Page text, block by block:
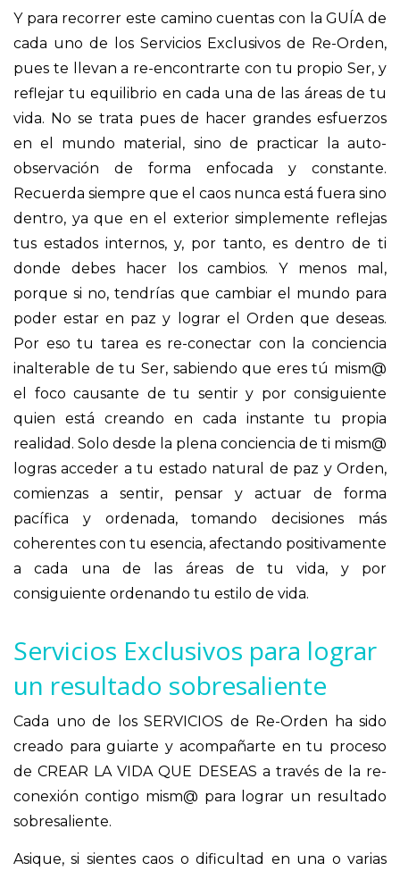
Y para recorrer este camino cuentas con la GUÍA de
cada uno de los Servicios Exclusivos de Re-Orden,
pues te llevan a re-encontrarte con tu propio Ser, y
reflejar tu equilibrio en cada una de las áreas de tu
vida. No se trata pues de hacer grandes esfuerzos
en el mundo material, sino de practicar la auto-
observación de forma enfocada y constante.
Recuerda siempre que el caos nunca está fuera sino
dentro, ya que en el exterior simplemente reflejas
tus estados internos, y, por tanto, es dentro de ti
donde debes hacer los cambios. Y menos mal,
porque si no, tendrías que cambiar el mundo para
poder estar en paz y lograr el Orden que deseas.
Por eso tu tarea es re-conectar con la conciencia
inalterable de tu Ser, sabiendo que eres tú mism@
el foco causante de tu sentir y por consiguiente
quien está creando en cada instante tu propia
realidad. Solo desde la plena conciencia de ti mism@
logras acceder a tu estado natural de paz y Orden,
comienzas a sentir, pensar y actuar de forma
pacífica y ordenada, tomando decisiones más
coherentes con tu esencia, afectando positivamente
a cada una de las áreas de tu vida, y por
consiguiente ordenando tu estilo de vida.
Servicios Exclusivos para lograr
un resultado sobresaliente
Cada uno de los SERVICIOS de Re-Orden ha sido
creado para guiarte y acompañarte en tu proceso
de CREAR LA VIDA QUE DESEAS a través de la re-
conexión contigo mism@ para lograr un resultado
sobresaliente.
Asique, si sientes caos o dificultad en una o varias